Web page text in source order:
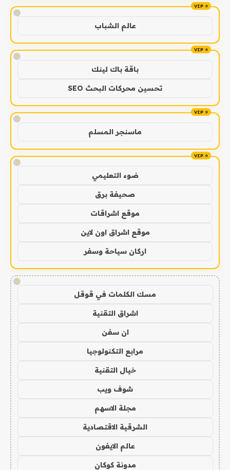
!
عالم الشباب
!
باقة باك لينك
تحسين محركات البحث SEO
!
ماسنجر المسلم
!
ضوء التعليمي
صحيفة برق
موقع اشراقات
موقع اشراق اون لاين
اركان سياحة وسفر
!
مسك الكلمات في قوقل
اشراق التقنية
ان سفن
مرابع التكنولوجيا
خيال التقنية
شوف ويب
مجلة الاسهم
الشرقية الاقتصادية
عالم الايفون
مدونة كوكان